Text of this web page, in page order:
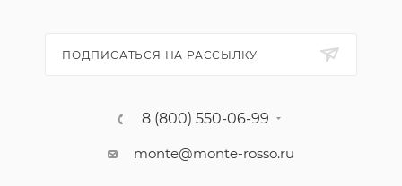
ПОДПИСАТЬСЯ НА РАССЫЛКУ
8 (800) 550-06-99
monte@monte-rosso.ru